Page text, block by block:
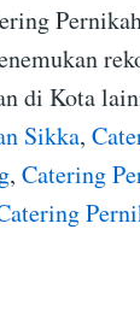
di Kota
Sikka,
, Catering